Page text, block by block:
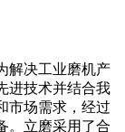
解决工业磨机产
进技术并结合我
市场需求，经过
。立磨采用了合